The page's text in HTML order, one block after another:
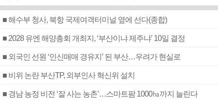
■ 해수부 청사, 북항 국제여객터미널 옆에 선다(종합)
■ 2028 유엔 해양총회 개최지, ‘부산이냐 제주냐’ 10일 결정
■ 외국인 선원 ‘인신매매 경유지’ 된 부산…우려가 현실로
■ 비위 논란 부산TP, 외부인사 혁신위 설치
■ 경남 농정 비전 ‘잘 사는 농촌’…스마트팜 1000㏊까지 늘린다